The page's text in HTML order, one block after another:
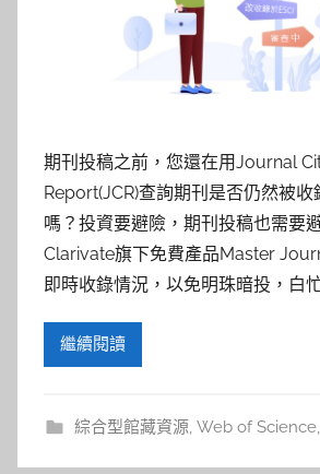
務
部
落
格
期刊投稿之前，您還在用Journal
Report(JCR)查詢期刊是否仍然被收
嗎？投資要避險，期刊投稿也需要
Clarivate旗下免費產品Master
即時收錄情況，以免明珠暗投，白
繼續閱讀
綜合型館藏資源, Web of Science,